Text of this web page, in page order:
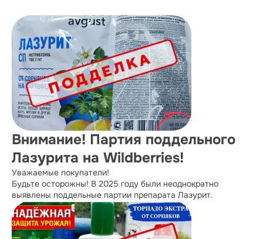
Внимание! Партия поддельного
Лазурита на Wildberries!
Уважаемые покупатели!
Будьте осторожны! В 2025 году были неоднократно
выявлены поддельные партии препарата Лазурит.